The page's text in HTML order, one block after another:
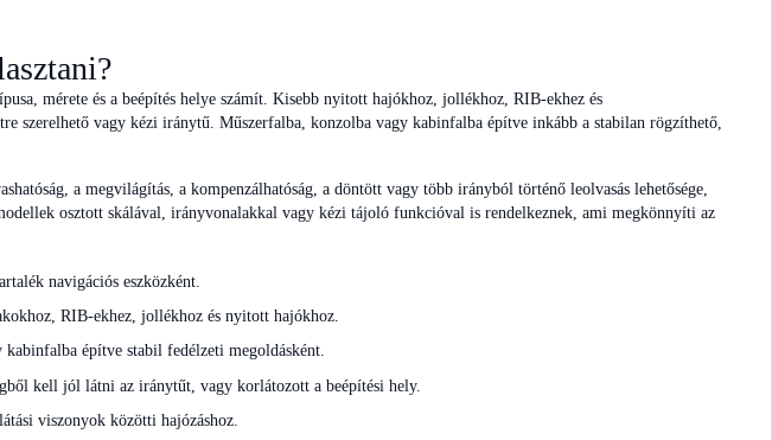
mérete és a beépítés helye számít. Kisebb nyitott hajókhoz, jollékhoz, RIB-ekhez és
szerelhető vagy kézi iránytű. Műszerfalba, konzolba vagy kabinfalba építve inkább a stabilan rögzíthető,
a megvilágítás, a kompenzálhatóság, a döntött vagy több irányból történő leolvasás lehetősége,
osztott skálával, irányvonalakkal vagy kézi tájoló funkcióval is rendelkeznek, ami megkönnyíti az
navigációs eszközként.
RIB-ekhez, jollékhoz és nyitott hajókhoz.
építve stabil fedélzeti megoldásként.
kell jól látni az iránytűt, vagy korlátozott a beépítési hely.
viszonyok közötti hajózáshoz.